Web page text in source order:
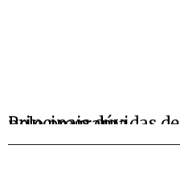
Principais dúvidas de quem vai financiar pelo programa